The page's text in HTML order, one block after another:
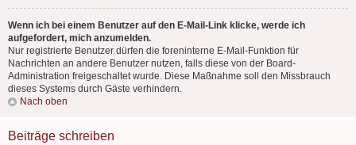
Wenn ich bei einem Benutzer auf den E-Mail-Link klicke, werde ich
aufgefordert, mich anzumelden.
Nur registrierte Benutzer dürfen die foreninterne E-Mail-Funktion für
Nachrichten an andere Benutzer nutzen, falls diese von der Board-
Administration freigeschaltet wurde. Diese Maßnahme soll den Missbrauch
dieses Systems durch Gäste verhindern.
Nach oben
Beiträge schreiben